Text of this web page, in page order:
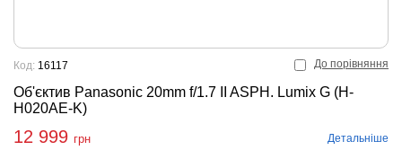
До порівняння
Об'єктив Panasonic 20mm f/1.7 II ASPH. Lumix G (H-
H020AE-K)
Код: 16117
12 999 грн Детальніше